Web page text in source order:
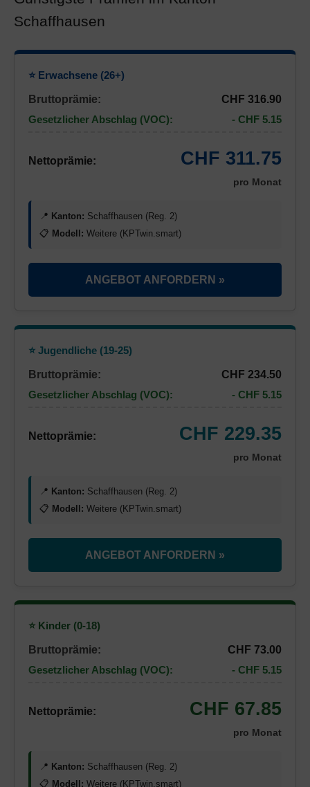
Schaffhausen
⭐ Erwachsene (26+)
Bruttoprämie:
CHF 316.90
Gesetzlicher Abschlag (VOC):
- CHF 5.15
Nettoprämie: CHF 311.75
pro Monat
📍 Kanton: Schaffhausen (Reg. 2)
📋 Modell: Weitere (KPTwin.smart)
ANGEBOT ANFORDERN »
⭐ Jugendliche (19-25)
Bruttoprämie:
CHF 234.50
Gesetzlicher Abschlag (VOC):
- CHF 5.15
Nettoprämie: CHF 229.35
pro Monat
📍 Kanton: Schaffhausen (Reg. 2)
📋 Modell: Weitere (KPTwin.smart)
ANGEBOT ANFORDERN »
⭐ Kinder (0-18)
Bruttoprämie:
CHF 73.00
Gesetzlicher Abschlag (VOC):
- CHF 5.15
Nettoprämie: CHF 67.85
pro Monat
📍 Kanton: Schaffhausen (Reg. 2)
📋 Modell: Weitere (KPTwin.smart)